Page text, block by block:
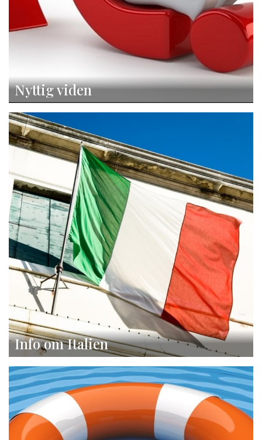
Nyttig viden
Info om Italien